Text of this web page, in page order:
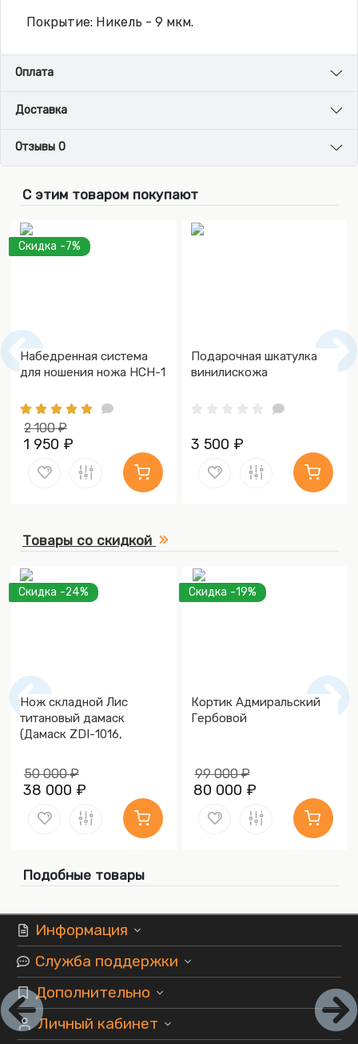
Покрытие: Никель - 9 мкм.
Оплата
Доставка
Отзывы 0
С этим товаром покупают
Скидка -7%
Набедренная система
для ношения ножа НСН-1
2 100 ₽
1 950 ₽
Подарочная шкатулка
винилискожа
3 500 ₽
Товары со скидкой
Скидка -24%
Нож складной Лис
титановый дамаск
(Дамаск ZDI-1016,
50 000 ₽
38 000 ₽
Скидка -19%
Кортик Адмиральский
Гербовой
99 000 ₽
80 000 ₽
Подобные товары
Информация
Служба поддержки
Дополнительно
Личный кабинет